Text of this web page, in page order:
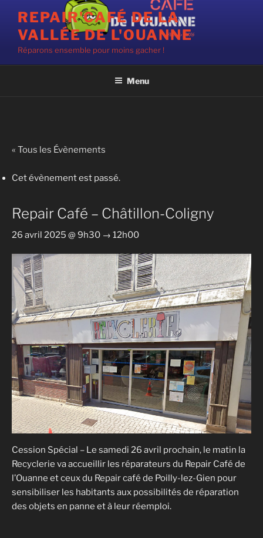
contenu
principal
REPAIR'CAFÉ DE LA
VALLÉE DE L'OUANNE
Réparons ensemble pour moins gacher !
Menu
« Tous les Évènements
Cet évènement est passé.
Repair Café – Châtillon-Coligny
26 avril 2025 @ 9h30 → 12h00
Cession Spécial – Le samedi 26 avril prochain, le matin la
Recyclerie va accueillir les réparateurs du Repair Café de
l’Ouanne et ceux du Repair café de Poilly-lez-Gien pour
sensibiliser les habitants aux possibilités de réparation
des objets en panne et à leur réemploi.